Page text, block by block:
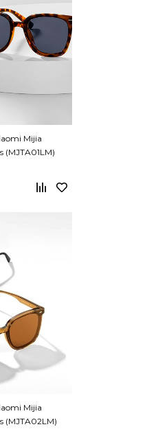
Mijia
(MJTA01LM)
Mijia
(MJTA02LM)